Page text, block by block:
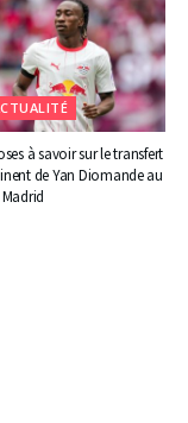
à savoir sur le transfert
de Yan Diomande au